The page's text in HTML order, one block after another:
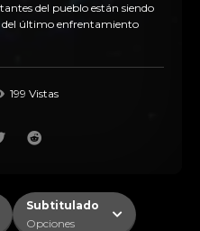
del pueblo están siendo
último enfrentamiento
199 Vistas
Subtitulado
Opciones